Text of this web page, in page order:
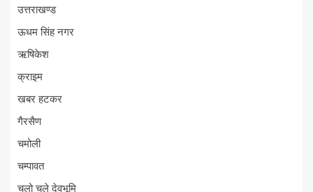
उत्तराखण्ड
ऊधम सिंह नगर
ऋषिकेश
क्राइम
खबर हटकर
गैरसैण
चमोली
चम्पावत
चलो चले देवभूमि